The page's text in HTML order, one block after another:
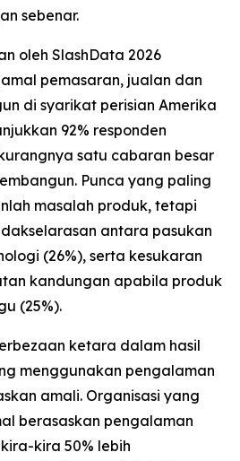
sebenar.
oleh SlashData 2026
pemasaran, jualan dan
di syarikat perisian Amerika
92% responden
satu cabaran besar
Punca yang paling
masalah produk, tetapi
antara pasukan
(26%), serta kesukaran
kandungan apabila produk
(25%).
ketara dalam hasil
menggunakan pengalaman
amali. Organisasi yang
berasaskan pengalaman
kira 50% lebih